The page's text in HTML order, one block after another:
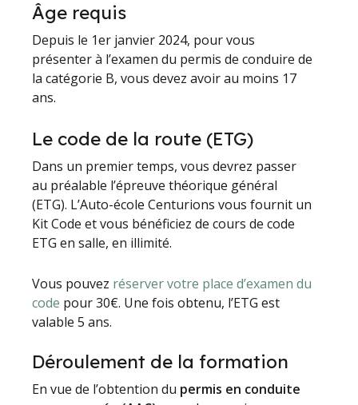
Âge requis
Depuis le 1er janvier 2024, pour vous
présenter à l’examen du permis de conduire de
la catégorie B, vous devez avoir au moins 17
ans.
Le code de la route (ETG)
Dans un premier temps, vous devrez passer
au préalable l’épreuve théorique général
(ETG). L’Auto-école Centurions vous fournit un
Kit Code et vous bénéficiez de cours de code
ETG en salle, en illimité.
Vous pouvez réserver votre place d’examen du
code pour 30€. Une fois obtenu, l’ETG est
valable 5 ans.
Déroulement de la formation
En vue de l’obtention du permis en conduite